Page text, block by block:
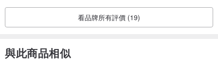
回收，我們的研發設計團隊會依據商品狀態選擇修復或再生設計的方
式讓商品再次回歸循環經濟系統中。
如您有其他想要的特殊款式，麻煩提供照片，與我們一起討論設計💕
看品牌所有評價 (19)
與此商品相似